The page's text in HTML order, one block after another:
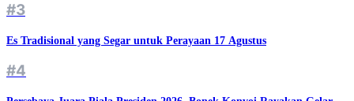
#3
Es Tradisional yang Segar untuk Perayaan 17 Agustus
#4